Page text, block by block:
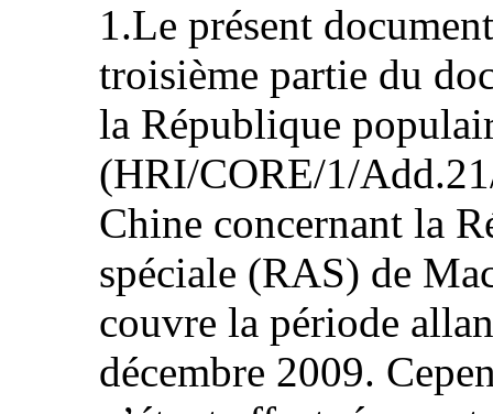
1.Le présent
troisième partie du
la République
(HRI/CORE/1/
Chine concernant la
spéciale (RAS) de
couvre la période
décembre 2009.